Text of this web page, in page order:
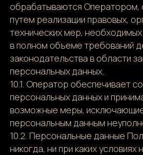
обрабатываются Оператором,
путем реализации правовых,
технических мер,
в полном объеме требований
законодательства в области
персональных данных.
10.1. Оператор обеспечивает
персональных данных и
возможные меры,
персональным данным
10.2. Персональные данные
никогда, ни при каких условиях